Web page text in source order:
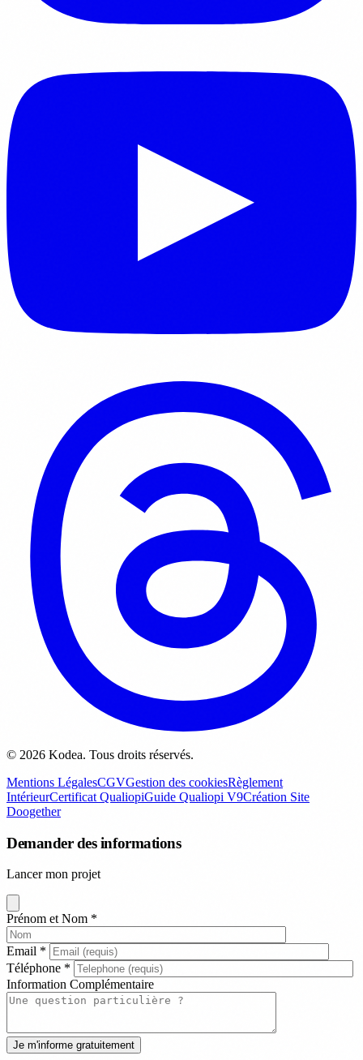
© 2026 Kodea. Tous droits réservés.
Mentions LégalesCGVGestion des cookiesRèglement
IntérieurCertificat QualiopiGuide Qualiopi V9Création Site
Doogether
Demander des informations
Lancer mon projet
Prénom et Nom *
Email *
Téléphone *
Information Complémentaire